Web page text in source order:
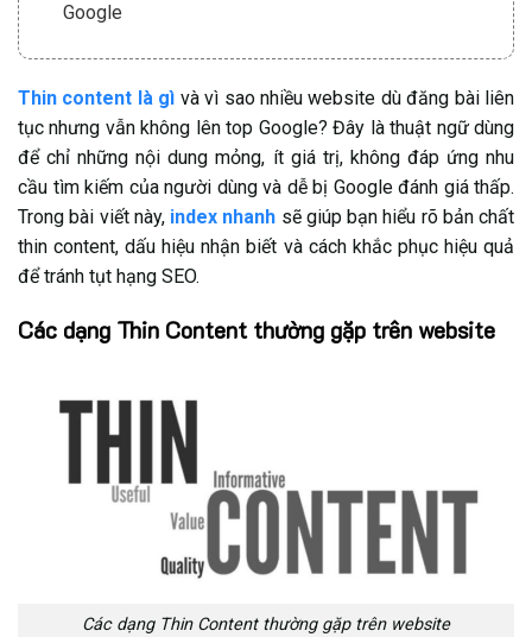
Google
3. Quy trình phát hiện và xử lý Thin Content
3.1. Bước 1: Rà soát và tổng hợp toàn bộ dữ liệu
website
3.2. Bước 2: Đánh giá chất lượng từng trang và mức
độ phù hợp từ khóa
3.3. Bước 3: Áp dụng giải pháp khắc phục Thin
Content
thiết
3.3.3. Áp dụng thẻ noindex cho trang không cần
index
3.3.4. Làm mới và mở rộng nội dung để tăng giá trị
Thin content là gì và vì sao nhiều website dù đăng bài liên
tục nhưng vẫn không lên top Google? Đây là thuật ngữ dùng
để chỉ những nội dung mỏng, ít giá trị, không đáp ứng nhu
cầu tìm kiếm của người dùng và dễ bị Google đánh giá thấp.
Trong bài viết này, index nhanh sẽ giúp bạn hiểu rõ bản chất
thin content, dấu hiệu nhận biết và cách khắc phục hiệu quả
để tránh tụt hạng SEO.
Các dạng Thin Content thường gặp trên website
Các dạng Thin Content thường gặp trên website